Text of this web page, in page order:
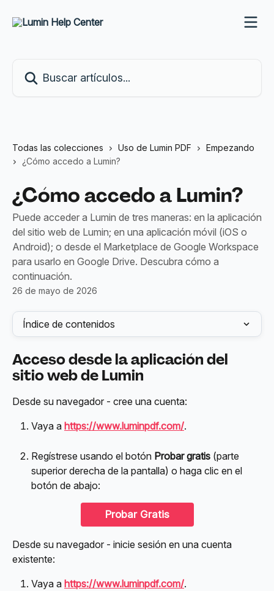
Todas las colecciones Uso de Lumin PDF
Empezando
¿Cómo accedo a Lumin?
¿Cómo accedo a Lumin?
Puede acceder a Lumin de tres maneras: en la aplicación
del sitio web de Lumin; en una aplicación móvil (iOS o
Android); o desde el Marketplace de Google Workspace
para usarlo en Google Drive. Descubra cómo a
continuación.
26 de mayo de 2026
Índice de contenidos
Acceso desde la aplicación del
sitio web de Lumin
Desde su navegador - cree una cuenta:
Vaya a https://www.luminpdf.com/.
Regístrese usando el botón Probar gratis (parte
superior derecha de la pantalla) o haga clic en el
botón de abajo:
Probar Gratis
Desde su navegador - inicie sesión en una cuenta
existente:
Vaya a https://www.luminpdf.com/.